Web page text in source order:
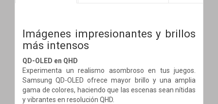
Imágenes impresionantes y brillos
más intensos
QD-OLED en QHD
Experimenta un realismo asombroso en tus juegos.
Samsung QD-OLED ofrece mayor brillo y una amplia
gama de colores, haciendo que las escenas sean nítidas
y vibrantes en resolución QHD.